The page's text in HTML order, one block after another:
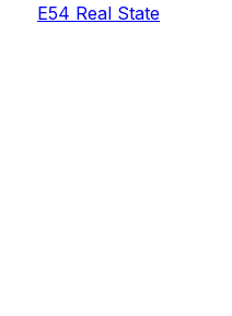
E54 Real State